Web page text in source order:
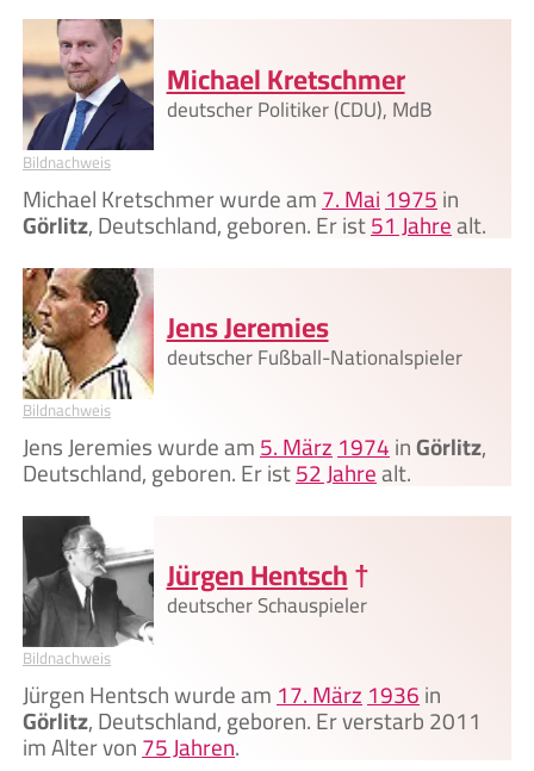
Bildnachweis
Michael Kretschmer
deutscher Politiker (CDU), MdB
Michael Kretschmer wurde am7. Mai1975in
Görlitz, Deutschland, geboren. Er ist51 Jahrealt.
Bildnachweis
Jens Jeremies
deutscher Fußball-Nationalspieler
Jens Jeremies wurde am5. März1974inGörlitz,
Deutschland, geboren. Er ist52 Jahrealt.
Bildnachweis
Jürgen Hentsch†
deutscher Schauspieler
Jürgen Hentsch wurde am17. März1936in
Görlitz, Deutschland, geboren. Er verstarb 2011
im Alter von75 Jahren.